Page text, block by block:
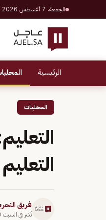
الجمعة، 7 أغسطس 2026 · 24 صفر 1448 هـ
الرئيسية
المحليات
التعليم
فريق
نُشر في السبت 20 يونيو 2026